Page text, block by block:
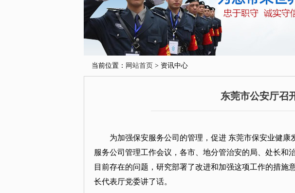
当前位置： 网站首页 > 资讯中心
东莞市公安厅召
为加强保安服务公司的管理，促进 东莞市保安业健
服务公司管理工作会议，各市、地分管治安的局、处长和
目前存在的问题，研究部署了改进和加强这项工作的措
长代表厅党委讲了话。